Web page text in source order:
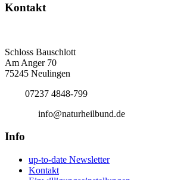
Kontakt
Schloss Bauschlott
Am Anger 70
75245 Neulingen
07237 4848-799
info@naturheilbund.de
Info
up-to-date Newsletter
Kontakt